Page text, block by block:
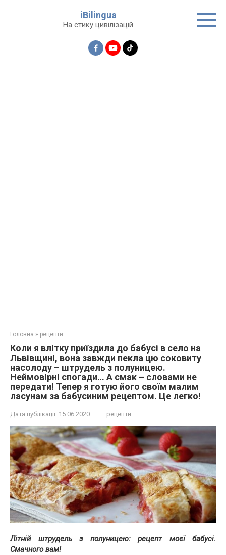
iBilingua
На стику цивілізацій
Головна » рецепти
Коли я влітку приїздила до бабусі в село на
Львівщині, вона завжди пекла цю соковиту
насолоду – штрудель з полуницею.
Неймовірні спогади… А смак – словами не
передати! Тепер я готую його своїм малим
ласунам за бабусиним рецептом. Це легко!
Дата публікації: 15.06.2020 рецепти
Літній штрудель з полуницею: рецепт моєї бабусі.
Смачного вам!